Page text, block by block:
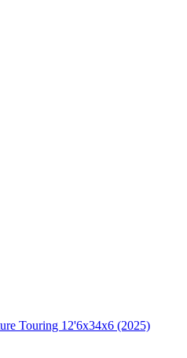
Touring 12'6x34x6 (2025)